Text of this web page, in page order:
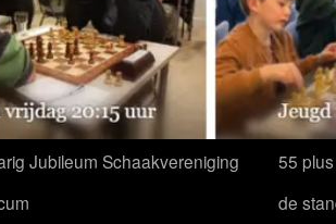
Jubileum Schaakvereniging
55
de